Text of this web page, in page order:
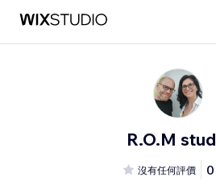
R.O.M
沒有任何評價 0